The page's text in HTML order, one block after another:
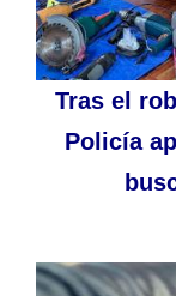
Tras el
Policía